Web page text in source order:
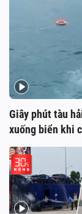
Giây phút tàu
xuống biển khi